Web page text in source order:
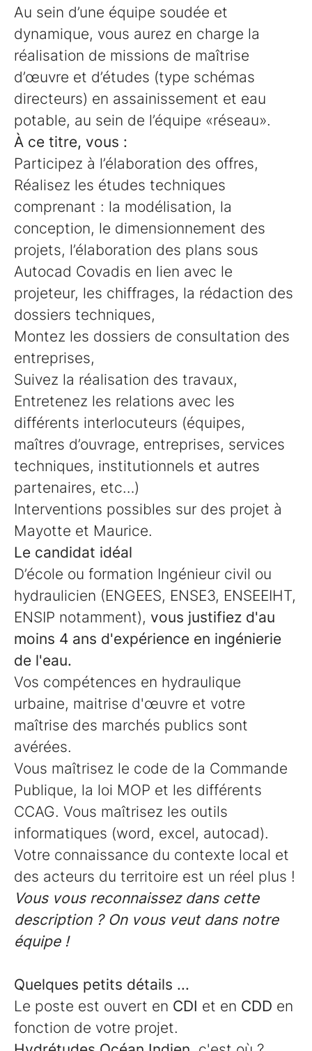
Au sein d’une équipe soudée et
dynamique, vous aurez en charge la
réalisation de missions de maîtrise
d’œuvre et d’études (type schémas
directeurs) en assainissement et eau
potable, au sein de l’équipe «réseau».
À ce titre, vous :
Participez à l’élaboration des offres,
Réalisez les études techniques
comprenant : la modélisation, la
conception, le dimensionnement des
projets, l’élaboration des plans sous
Autocad Covadis en lien avec le
projeteur, les chiffrages, la rédaction des
dossiers techniques,
Montez les dossiers de consultation des
entreprises,
Suivez la réalisation des travaux,
Entretenez les relations avec les
différents interlocuteurs (équipes,
maîtres d’ouvrage, entreprises, services
techniques, institutionnels et autres
partenaires, etc…)
Interventions possibles sur des projet à
Mayotte et Maurice.
Le candidat idéal
D’école ou formation Ingénieur civil ou
hydraulicien (ENGEES, ENSE3, ENSEEIHT,
ENSIP notamment), vous justifiez d'au
moins 4 ans d'expérience en ingénierie
de l'eau.
Vos compétences en hydraulique
urbaine, maitrise d'œuvre et votre
maîtrise des marchés publics sont
avérées.
Vous maîtrisez le code de la Commande
Publique, la loi MOP et les différents
CCAG. Vous maîtrisez les outils
informatiques (word, excel, autocad).
Votre connaissance du contexte local et
des acteurs du territoire est un réel plus !
Vous vous reconnaissez dans cette
description ? On vous veut dans notre
équipe !
Quelques petits détails ...
Le poste est ouvert en CDI et en CDD en
fonction de votre projet.